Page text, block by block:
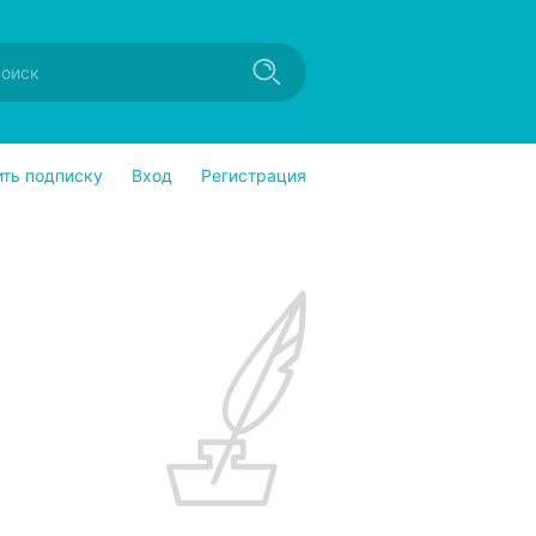
подписку Вход Регистрация